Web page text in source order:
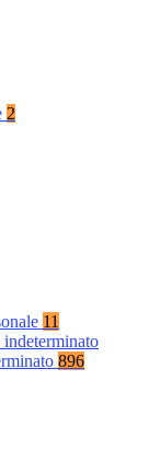
2
11
indeterminato
896